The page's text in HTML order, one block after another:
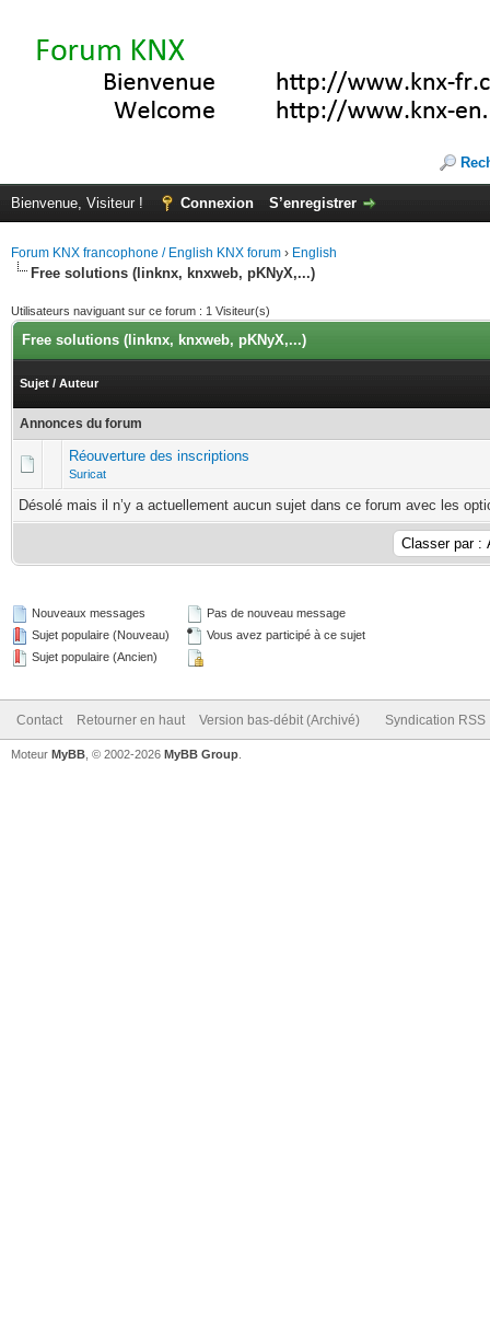
Bienvenue, Visiteur ! Connexion S’enregistrer
Forum KNX francophone / English KNX forum › English
Free solutions (linknx, knxweb, pKNyX,...)
Utilisateurs naviguant sur ce forum : 1 Visiteur(s)
Free solutions (linknx, knxweb, pKNyX,...)
Sujet / Auteur
Annonces du forum
Réouverture des inscriptions
Suricat
Désolé mais il n’y a actuellement aucun sujet dans ce forum avec les
Nouveaux messages
Sujet populaire (Nouveau)
Sujet populaire (Ancien)
Pas de nouveau message
Vous avez participé à ce sujet
Contact Retourner en haut Version bas-débit (Archivé) Syndication RSS
Moteur MyBB , © 2002-2026 MyBB Group